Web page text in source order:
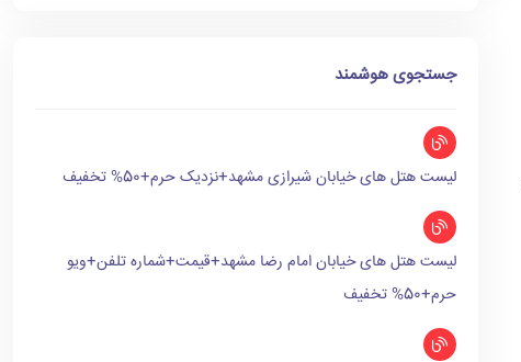
جستجوی هوشمند
لیست هتل های خیابان شیرازی مشهد+نزدیک حرم+50% تخفیف
لیست هتل های خیابان امام رضا مشهد+قیمت+شماره تلفن+ویو
حرم+50% تخفیف